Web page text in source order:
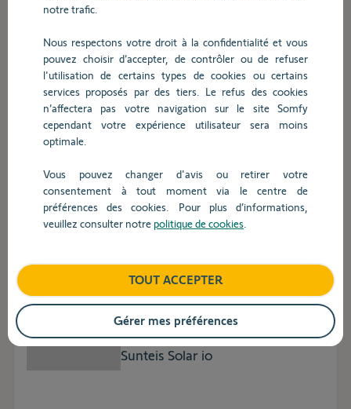
Ref. 1870594
TaHoma Switch
Connectez-vous pour afficher vos prix nets
Sunteis Solar io
notre trafic.
Nous respectons votre droit à la confidentialité et vous
pouvez choisir d’accepter, de contrôler ou de refuser
l'utilisation de certains types de cookies ou certains
services proposés par des tiers. Le refus des cookies
n’affectera pas votre navigation sur le site Somfy
cependant votre expérience utilisateur sera moins
optimale.
Vous pouvez changer d'avis ou retirer votre
consentement à tout moment via le centre de
préférences des cookies. Pour plus d’informations,
veuillez consulter notre politique de cookies
TOUT ACCEPTER
Gérer mes préférences